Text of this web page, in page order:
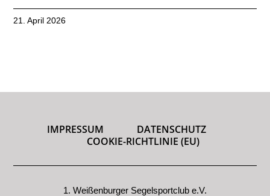
21. April 2026
IMPRESSUM
DATENSCHUTZ
COOKIE-RICHTLINIE (EU)
1. Weißenburger Segelsportclub e.V.